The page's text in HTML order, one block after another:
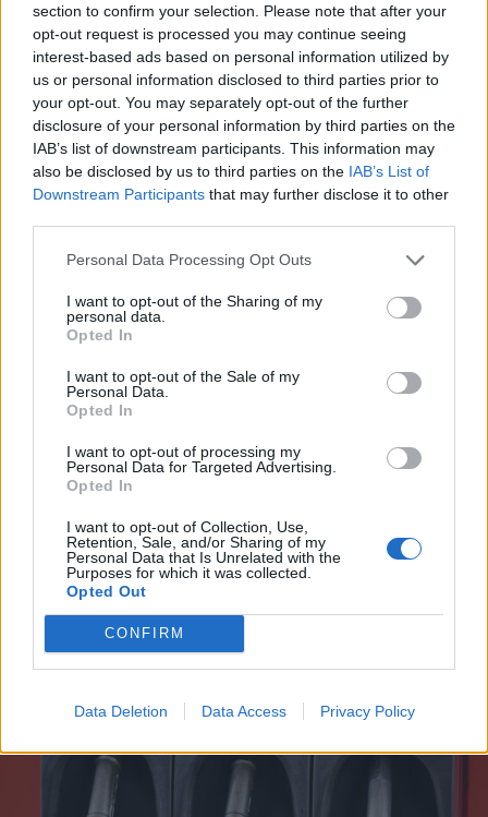
section to confirm your selection. Please note that after your
opt-out request is processed you may continue seeing
interest-based ads based on personal information utilized by
us or personal information disclosed to third parties prior to
your opt-out. You may separately opt-out of the further
disclosure of your personal information by third parties on the
IAB’s list of downstream participants. This information may
also be disclosed by us to third parties on the IAB’s List of
Downstream Participants that may further disclose it to other
Personal Data Processing Opt Outs
I want to opt-out of the Sharing of my
personal data.
Opted In
I want to opt-out of the Sale of my
Personal Data.
Opted In
I want to opt-out of processing my
Personal Data for Targeted Advertising.
Opted In
I want to opt-out of Collection, Use,
Retention, Sale, and/or Sharing of my
Personal Data that Is Unrelated with the
Purposes for which it was collected.
Opted Out
CONFIRM
Data Deletion Data Access Privacy Policy
SICUREZZA
Ubriaco lancia una bottiglia contro
i carabinieri: 58enne legnanese
denunciato a Buscate
Graduatorie insegnamento a
Milano e provincia, Cgil: “Boom di
specializzati sul sostegno. Carenze
alla primaria, esubero alle
superiori”